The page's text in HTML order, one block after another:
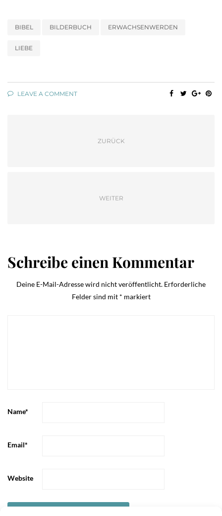
BIBEL BILDERBUCH ERWACHSENWERDEN
LIEBE
LEAVE A COMMENT
ZURÜCK
WEITER
Schreibe einen Kommentar
Deine E-Mail-Adresse wird nicht veröffentlicht. Erforderliche
Felder sind mit * markiert
Name*
Email*
Website